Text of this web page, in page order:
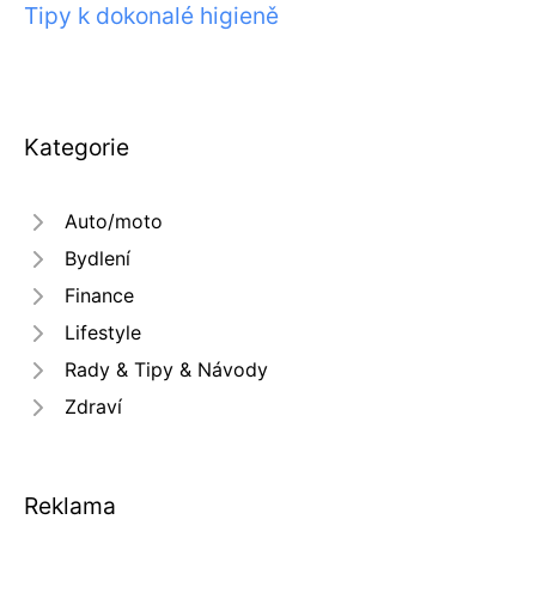
Tipy k dokonalé higieně
Kategorie
Auto/moto
Bydlení
Finance
Lifestyle
Rady & Tipy & Návody
Zdraví
Reklama